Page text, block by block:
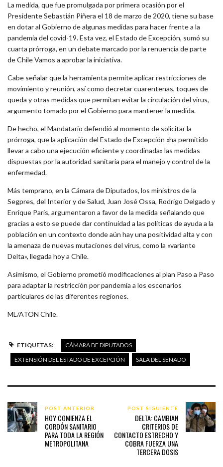
La medida, que fue promulgada por primera ocasión por el
Presidente Sebastián Piñera el 18 de marzo de 2020, tiene su base
en dotar al Gobierno de algunas medidas para hacer frente a la
pandemia del covid-19. Esta vez, el Estado de Excepción, sumó su
cuarta prórroga, en un debate marcado por la renuencia de parte
de Chile Vamos a aprobar la iniciativa.
Cabe señalar que la herramienta permite aplicar restricciones de
movimiento y reunión, así como decretar cuarentenas, toques de
queda y otras medidas que permitan evitar la circulación del virus,
argumento tomado por el Gobierno para mantener la medida.
De hecho, el Mandatario defendió al momento de solicitar la
prórroga, que la aplicación del Estado de Excepción «ha permitido
llevar a cabo una ejecución eficiente y coordinada» las medidas
dispuestas por la autoridad sanitaria para el manejo y control de la
enfermedad.
Más temprano, en la Cámara de Diputados, los ministros de la
Segpres, del Interior y de Salud, Juan José Ossa, Rodrigo Delgado y
Enrique Paris, argumentaron a favor de la medida señalando que
gracias a esto se puede dar continuidad a las políticas de ayuda a la
población en un contexto donde aún hay una positividad alta y con
la amenaza de nuevas mutaciones del virus, como la «variante
Delta», llegada hoy a Chile.
Asimismo, el Gobierno prometió modificaciones al plan Paso a Paso
para adaptar la restricción por pandemia a los escenarios
particulares de las diferentes regiones.
ML/ATON Chile.
ETIQUETAS:
CÁMARA DE DIPUTADOS
EXTENSIÓN DEL ESTADO DE EXCEPCIÓN
SALA DEL SENADO
POST ANTERIOR
HOY COMIENZA EL
CORDÓN SANITARIO
PARA TODA LA REGIÓN
METROPOLITANA
POST SIGUIENTE
DELTA: CAMBIAN
CRITERIOS DE
CONTACTO ESTRECHO Y
COBRA FUERZA UNA
TERCERA DOSIS